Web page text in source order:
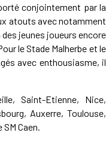
conjointement par la
atouts avec notamment
jeunes joueurs encore
le Stade Malherbe et le
avec enthousiasme, il
Saint-Etienne, Nice,
Auxerre, Toulouse,
Caen.